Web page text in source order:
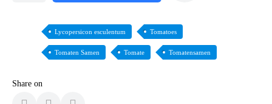
Lycopersicon esculentum Tomatoes
Tomaten Samen Tomate Tomatensamen
Share on